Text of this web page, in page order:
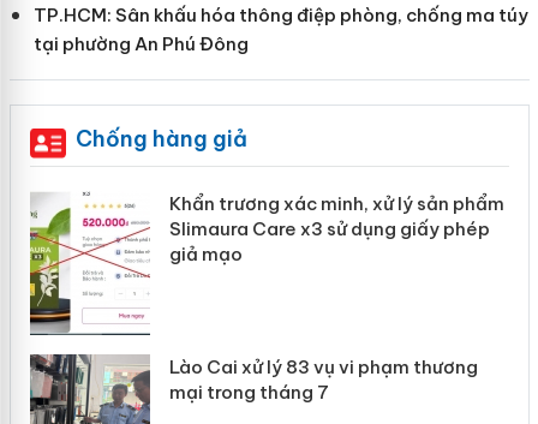
TP.HCM: Sân khấu hóa thông điệp phòng, chống ma túy
tại phường An Phú Đông
Chống hàng giả
Khẩn trương xác minh, xử lý sản phẩm
Slimaura Care x3 sử dụng giấy phép
giả mạo
Lào Cai xử lý 83 vụ vi phạm thương
mại trong tháng 7